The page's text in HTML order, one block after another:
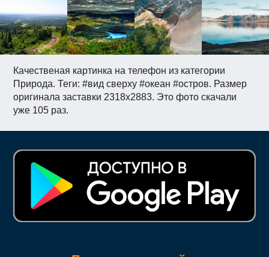
Качественая картинка на телефон из категории
Природа. Теги: #вид сверху #океан #остров. Размер
оригинала заставки 2318x2883. Это фото скачали
уже 105 раз.